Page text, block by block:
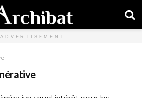
ADVERTISEMENT